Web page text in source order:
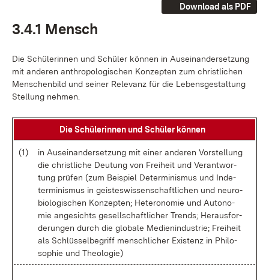
Download als PDF
3.4.1 Mensch
Die Schü­le­rin­nen und Schü­ler kön­nen in Aus­ein­an­der­set­zung
mit an­de­ren an­thro­po­lo­gi­schen Kon­zep­ten zum christ­li­chen
Men­schen­bild und sei­ner Re­le­vanz für die Le­bens­ge­stal­tung
Stel­lung neh­men.
Die Schü­le­rin­nen und Schü­ler kön­nen
(1)
in Aus­ein­an­der­set­zung mit ei­ner an­de­ren Vor­stel­lung
die christ­li­che Deu­tung von Frei­heit und Ver­ant­wor­
tung prü­fen (zum Bei­spiel De­ter­mi­nis­mus und In­de­
ter­mi­nis­mus in geis­tes­wis­sen­schaft­li­chen und neu­ro­
bio­lo­gi­schen Kon­zep­ten; He­te­ro­no­mie und Au­to­no­
mie an­ge­sichts ge­sell­schaft­li­cher Trends; Her­aus­for­
de­run­gen durch die glo­ba­le Me­di­en­in­dus­trie; Frei­heit
als Schlüs­sel­be­griff men­sch­li­cher Exis­tenz in Phi­lo­
so­phie und Theo­lo­gie)